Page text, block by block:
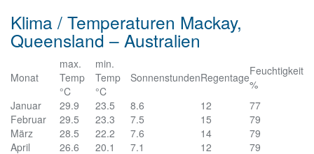
Klima / Temperaturen Mackay,
Queensland – Australien
Monat
max.
Temp
°C
min.
Temp
°C
SonnenstundenRegentageFeuchtigkeit
%
Januar
29.9 23.5 8.6 12
77
Februar
29.5 23.3 7.5 15
79
März
28.5 22.2 7.6 14
79
April
26.6 20.1 7.1 12 79